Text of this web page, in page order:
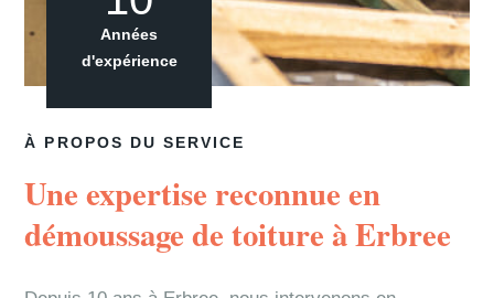
À PROPOS DU SERVICE
Une expertise reconnue en
démoussage de toiture à Erbree
Années
d'expérience